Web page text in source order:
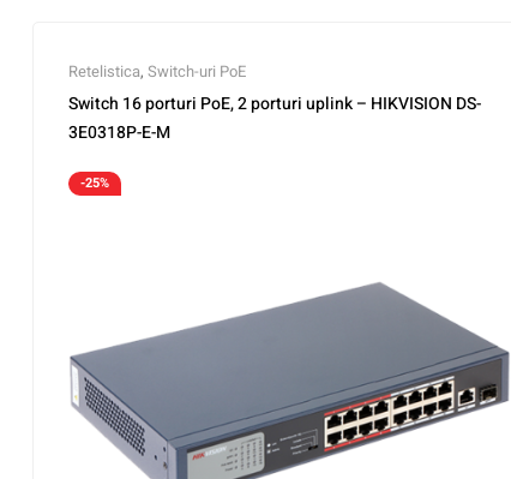
Retelistica, Switch-uri PoE
Switch 16 porturi PoE, 2 porturi uplink – HIKVISION DS-
3E0318P-E-M
-25%